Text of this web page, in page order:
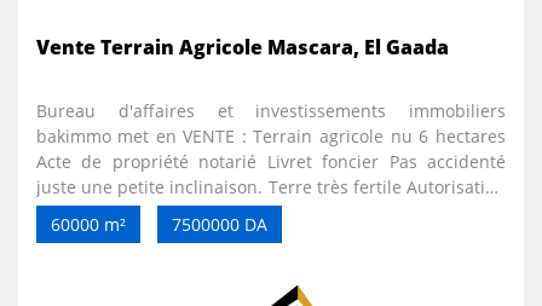
Vente Terrain Agricole Mascara, El Gaada
Bureau d'affaires et investissements immobiliers
bakimmo met en VENTE : Terrain agricole nu 6 hectares
Acte de propriété notarié Livret foncier Pas accidenté
juste une petite inclinaison. Terre très fertile Autorisation
de creuser un puit à renouveler. Possibilité de brancher
l'électricité avec 4 poteaux sonelgaz basse tension sur le
HLOW. 2 accès au terrain via la route goudronnée. Bonne
60000 m² 7500000 DA